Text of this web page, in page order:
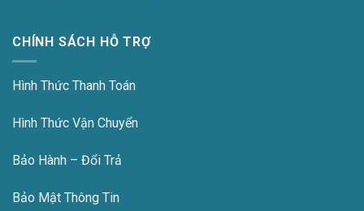
CHÍNH SÁCH HỖ TRỢ
Hình Thức Thanh Toán
Hình Thức Vận Chuyển
Bảo Hành – Đổi Trả
Bảo Mật Thông Tin